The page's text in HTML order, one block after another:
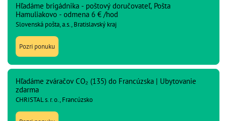
Hľadáme brigádnika - poštový doručovateľ, Pošta
Hamuliakovo - odmena 6 € /hod
Slovenská pošta, a.s., Bratislavský kraj
Pozri ponuku
Hľadáme zváračov CO₂ (135) do Francúzska | Ubytovanie
zdarma
CHRISTAL s. r. o., Francúzsko